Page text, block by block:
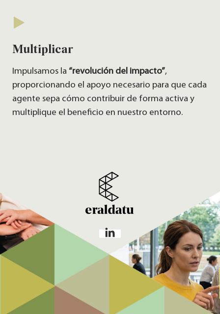
Multiplicar
Impulsamos la “revolución del impacto”,
proporcionando el apoyo necesario para que cada
agente sepa cómo contribuir de forma activa y
multiplique el beneficio en nuestro entorno.